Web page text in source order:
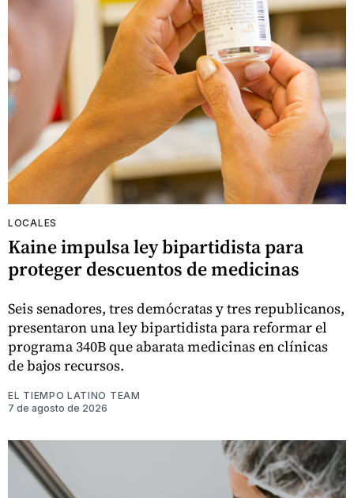
LOCALES
Kaine impulsa ley bipartidista para
proteger descuentos de medicinas
Seis senadores, tres demócratas y tres republicanos,
presentaron una ley bipartidista para reformar el
programa 340B que abarata medicinas en clínicas
de bajos recursos.
EL TIEMPO LATINO TEAM
7 de agosto de 2026